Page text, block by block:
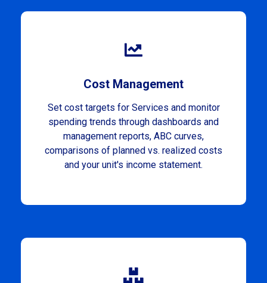
Cost Management
Set cost targets for Services and monitor
spending trends through dashboards and
management reports, ABC curves,
comparisons of planned vs. realized costs
and your unit's income statement.